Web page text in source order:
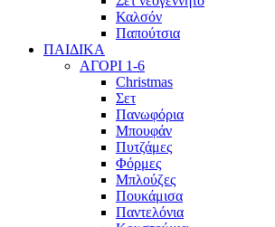
Καλσόν
Παπούτσια
ΠΑΙΔΙΚΑ
ΑΓΟΡΙ 1-6
Christmas
Σετ
Πανωφόρια
Μπουφάν
Πυτζάμες
Φόρμες
Μπλούζες
Πουκάμισα
Παντελόνια